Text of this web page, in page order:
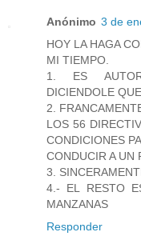
Anónimo 3 de
HOY LA HAGA
MI TIEMPO.
1. ES
DICIENDOLE
2.
LOS 56
CONDICIONES
CONDUCIR A UN
3.
4.- EL RESTO
MANZANAS
Responder